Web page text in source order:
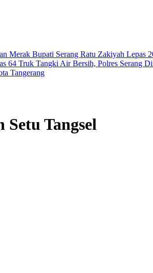
Merak Bupati Serang Ratu Zakiyah Lepas
64 Truk Tangki Air Bersih, Polres Serang
Tangerang
Tangsel